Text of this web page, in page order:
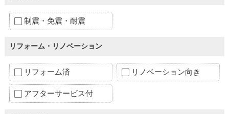
制震・免震・耐震
リフォーム・リノベーション
リフォーム済 リノベーション向き
アフターサービス付